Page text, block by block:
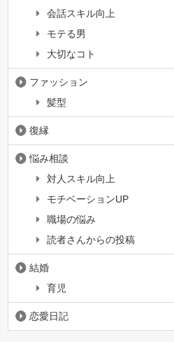
会話スキル向上
モテる男
大切なコト
ファッション
髪型
復縁
悩み相談
対人スキル向上
モチベーションUP
職場の悩み
読者さんからの投稿
結婚
育児
恋愛日記